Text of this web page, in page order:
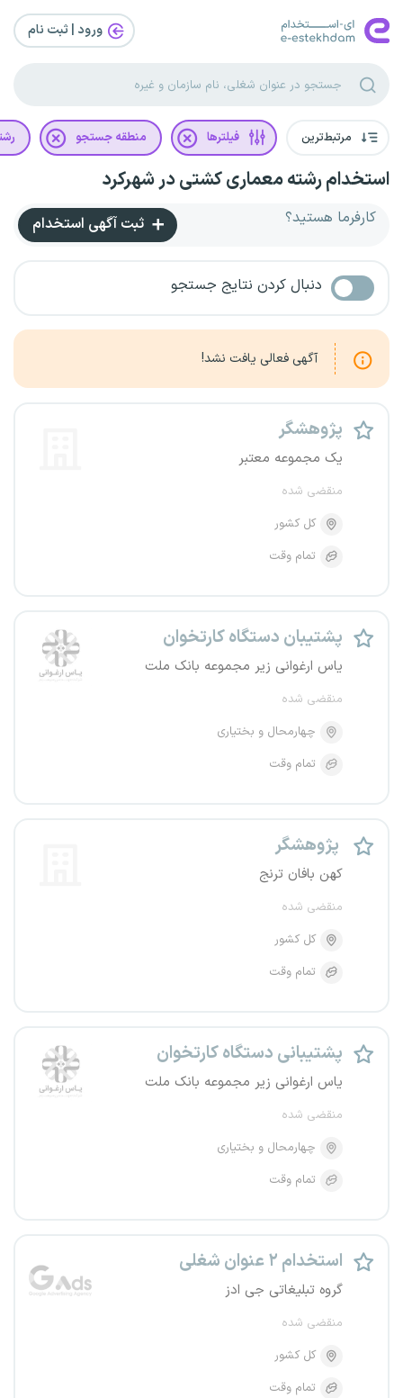
ورود | ثبت‌ نام
مرتبط‌ترین فیلترها منطقه جستجو
استخدام رشته معماری کشتی در شهرکرد
کارفرما هستید؟ ثبت آگهی استخدام
دنبال کردن نتایج جستجو
آگهی فعالی یافت نشد!
پژوهشگر
یک مجموعه معتبر
منقضی شده
کل کشور
تمام وقت
پشتیبان دستگاه کارتخوان
یاس ارغوانی زیر مجموعه بانک ملت
منقضی شده
چهارمحال و بختیاری
تمام وقت
پژوهشگر
کهن بافان ترنج
منقضی شده
کل کشور
تمام وقت
پشتیبانی دستگاه کارتخوان
یاس ارغوانی زیر مجموعه بانک ملت
منقضی شده
چهارمحال و بختیاری
تمام وقت
استخدام ۲ عنوان شغلی
گروه تبلیغاتی جی ادز
منقضی شده
کل کشور
تمام وقت